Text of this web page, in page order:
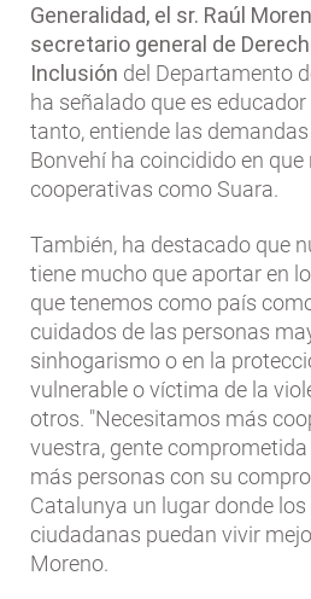
Generalidad, el sr. Raúl
secretario general de
Inclusión del Departamento
ha señalado que es
tanto, entiende las
Bonvehí ha coincidido en
cooperativas como Suara.
También, ha destacado que
tiene mucho que aportar en
que tenemos como país
cuidados de las personas
sinhogarismo o en la
vulnerable o víctima de la
otros. "Necesitamos más
vuestra, gente
más personas con su
Catalunya un lugar donde
ciudadanas puedan vivir
Moreno.